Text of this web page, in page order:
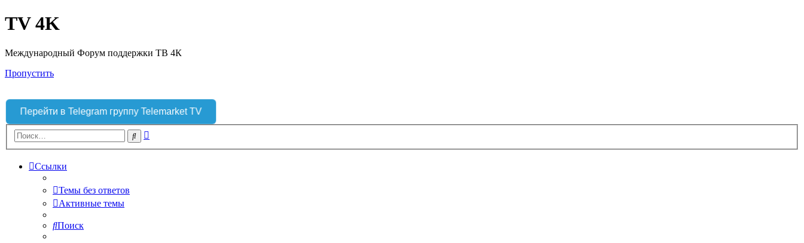
TV 4K
Международный Форум поддержки ТВ 4К
Пропустить
Перейти в Telegram группу Telemarket TV
Поиск
Ссылки
Темы без ответов
Активные темы
Поиск